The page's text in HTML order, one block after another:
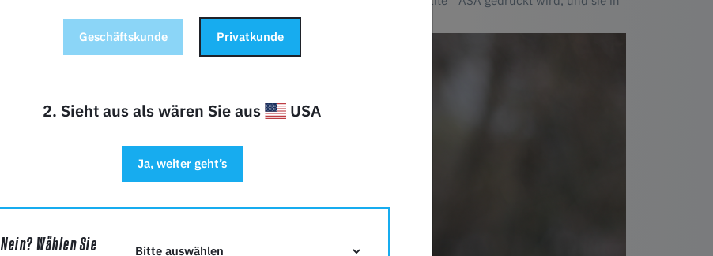
dem wiederverschließbaren Beutel aufzubewahren.
Geschäftskunde Privatkunde
2. Sieht aus als wären Sie aus USA
Ja, weiter geht’s
Nein? Wählen Sie